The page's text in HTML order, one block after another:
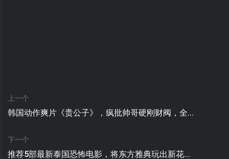
上一个
韩国动作爽片《贵公子》，疯批帅哥硬刚财阀，全...
下一个
推荐5部最新泰国恐怖电影，将东方雅典玩出新花...